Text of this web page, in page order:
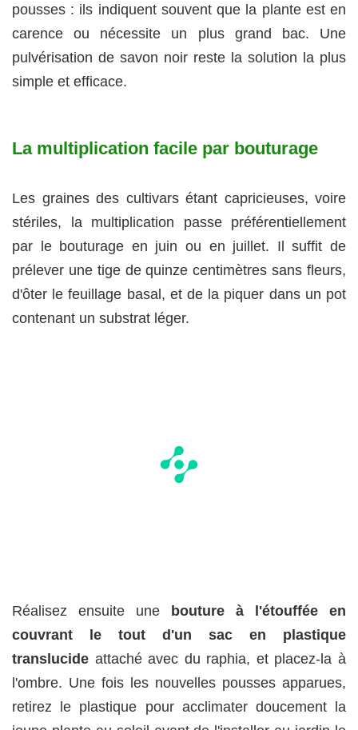
pousses : ils indiquent souvent que la plante est en
carence ou nécessite un plus grand bac. Une
pulvérisation de savon noir reste la solution la plus
simple et efficace.
La multiplication facile par bouturage
Les graines des cultivars étant capricieuses, voire
stériles, la multiplication passe préférentiellement
par le bouturage en juin ou en juillet. Il suffit de
prélever une tige de quinze centimètres sans fleurs,
d'ôter le feuillage basal, et de la piquer dans un pot
contenant un substrat léger.
Réalisez ensuite une
bouture à l'étouffée en
couvrant le tout d'un sac en plastique
translucide attaché avec du raphia, et placez-la à
l'ombre. Une fois les nouvelles pousses apparues,
retirez le plastique pour acclimater doucement la